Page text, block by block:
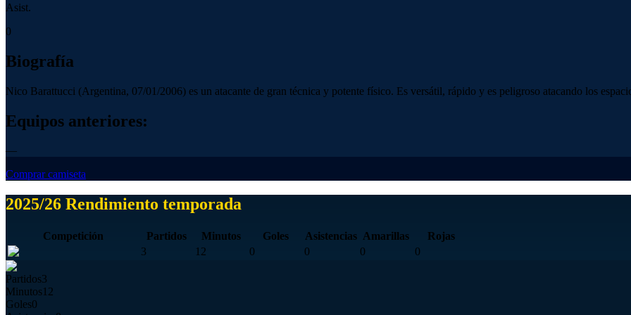
Asist.
0
Biografía
Nico Barattucci (Argentina, 07/01/2006) es un atacante de gran técnica y potente físico. Es versátil, rápido y es peligroso atacando los
Equipos anteriores:
—
Comprar camiseta
2025/26 Rendimiento temporada
Competición Partidos Minutos Goles Asistencias Amarillas
Rojas
3
12 0 0 0 0
Partidos3
Minutos12
Goles0